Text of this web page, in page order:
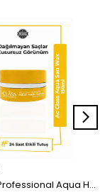
Ac Class Professional Aqua Hair Wax Sarı Power 150 ml - Güçlü Tutuş & Parlak Görünüm